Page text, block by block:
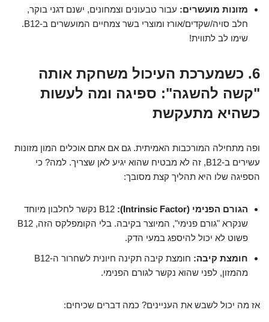
מזונות מועשרים: עבור טבעונים וצמחונים, ישנם דגני בוקר,
חלב סויה/שקדים/אורז ומוצרי בשר צמחיים המועשרים ב-B12.
שימו לב לתווית!
6. כשמערכת העיכול משחקת אותה
"קשה להשגה": ספיגה ומה לעשות
כשהיא מתעקשת
ופה מתחילה המורכבות האמיתית. גם אם אתם אוכלים המון מזונות
עשירים ב-B12, זה לא מבטיח שהוא יגיע לאן שצריך. למה? כי
הספיגה שלו היא תהליך קצת מסובך:
הגורם הפנימי (Intrinsic Factor):
B12 נקשר לחלבון מיוחד
שנקרא "גורם פנימי", המיוצר בקיבה. בלי הקומפלקס הזה, B12
פשוט לא יכול להיספג במעי הדק.
חומצת קיבה:
חומצת קיבה תקינה חיונית לשחרור ה-B12
מהמזון, לפני שהוא נקשר לגורם הפנימי.
אז מה יכול לשבש את העניינים? כמה דברים שכיחים: